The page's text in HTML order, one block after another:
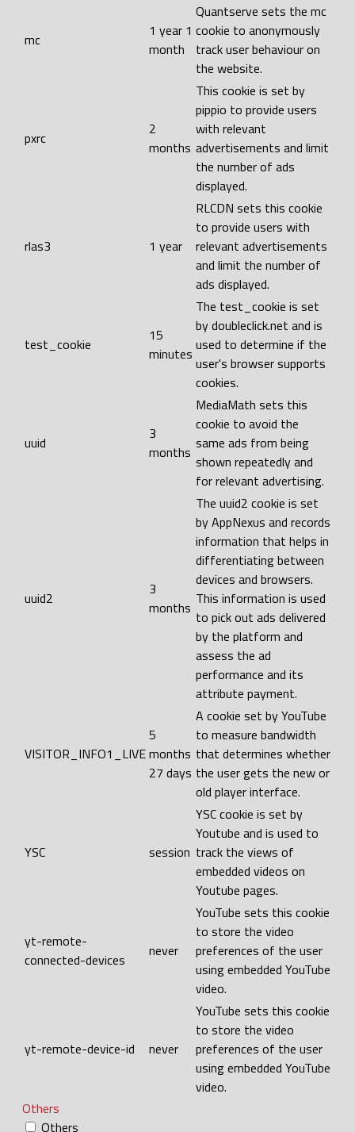
mc
1 year 1
month
Quantserve sets the mc
cookie to anonymously
track user behaviour on
the website.
pxrc
2
months
This cookie is set by
pippio to provide users
with relevant
advertisements and limit
the number of ads
displayed.
rlas3 1 year
RLCDN sets this cookie
to provide users with
relevant advertisements
and limit the number of
ads displayed.
test_cookie
15
minutes
The test_cookie is set
by doubleclick.net and is
used to determine if the
user's browser supports
cookies.
uuid
3
months
MediaMath sets this
cookie to avoid the
same ads from being
shown repeatedly and
for relevant advertising.
uuid2
3
months
The uuid2 cookie is set
by AppNexus and records
information that helps in
differentiating between
devices and browsers.
This information is used
to pick out ads delivered
by the platform and
assess the ad
performance and its
attribute payment.
VISITOR_INFO1_LIVE
5
months
27 days
A cookie set by YouTube
to measure bandwidth
that determines whether
the user gets the new or
old player interface.
YSC session
YSC cookie is set by
Youtube and is used to
track the views of
embedded videos on
Youtube pages.
yt-remote-
connected-devices
never
YouTube sets this cookie
to store the video
preferences of the user
using embedded YouTube
video.
yt-remote-device-id never
YouTube sets this cookie
to store the video
preferences of the user
using embedded YouTube
video.
Others
Others